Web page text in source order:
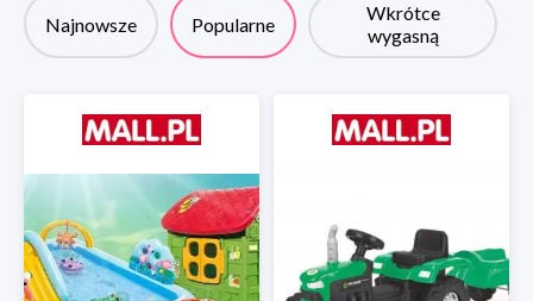
Najnowsze Popularne
Wkrótce
wygasną